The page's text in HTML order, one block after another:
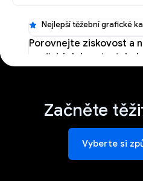
Nejlepší těžební grafické
Porovnejte ziskovost a
grafických karet v
Začněte
Vyberte si